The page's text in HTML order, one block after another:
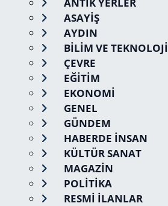
ASAYİŞ
AYDIN
BİLİM VE TEKNOLOJİ
ÇEVRE
EĞİTİM
EKONOMİ
GENEL
GÜNDEM
HABERDE İNSAN
KÜLTÜR SANAT
MAGAZİN
POLİTİKA
RESMİ İLANLAR